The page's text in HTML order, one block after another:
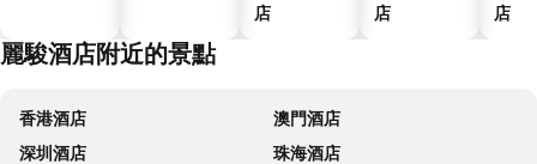
店
店
店
麗駿酒店附近的景點
香港酒店
澳門酒店
深圳酒店
珠海酒店